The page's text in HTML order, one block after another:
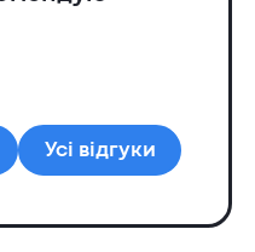
Усі відгуки